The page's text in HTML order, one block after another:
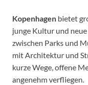
Kopenhagen bietet
junge Kultur und
zwischen Parks und
mit Architektur und
kurze Wege, offene
angenehm verfliegen.